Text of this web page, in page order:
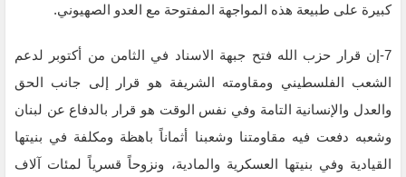
كبيرة على طبيعة هذه المواجهة المفتوحة مع العدو الصهيوني.‏
‏7-إن قرار حزب الله فتح جبهة الاسناد في الثامن من أكتوبر لدعم
الشعب الفلسطيني ومقاومته الشريفة هو قرار إلى ‏جانب الحق
والعدل والإنسانية التامة وفي نفس الوقت هو قرار بالدفاع عن لبنان
وشعبه دفعت فيه مقاومتنا وشعبنا أثماناً ‏باهظة ومكلفة في بنيتها
القيادية وفي بنيتها العسكرية والمادية، ونزوحاً قسرياً لمئات آلاف